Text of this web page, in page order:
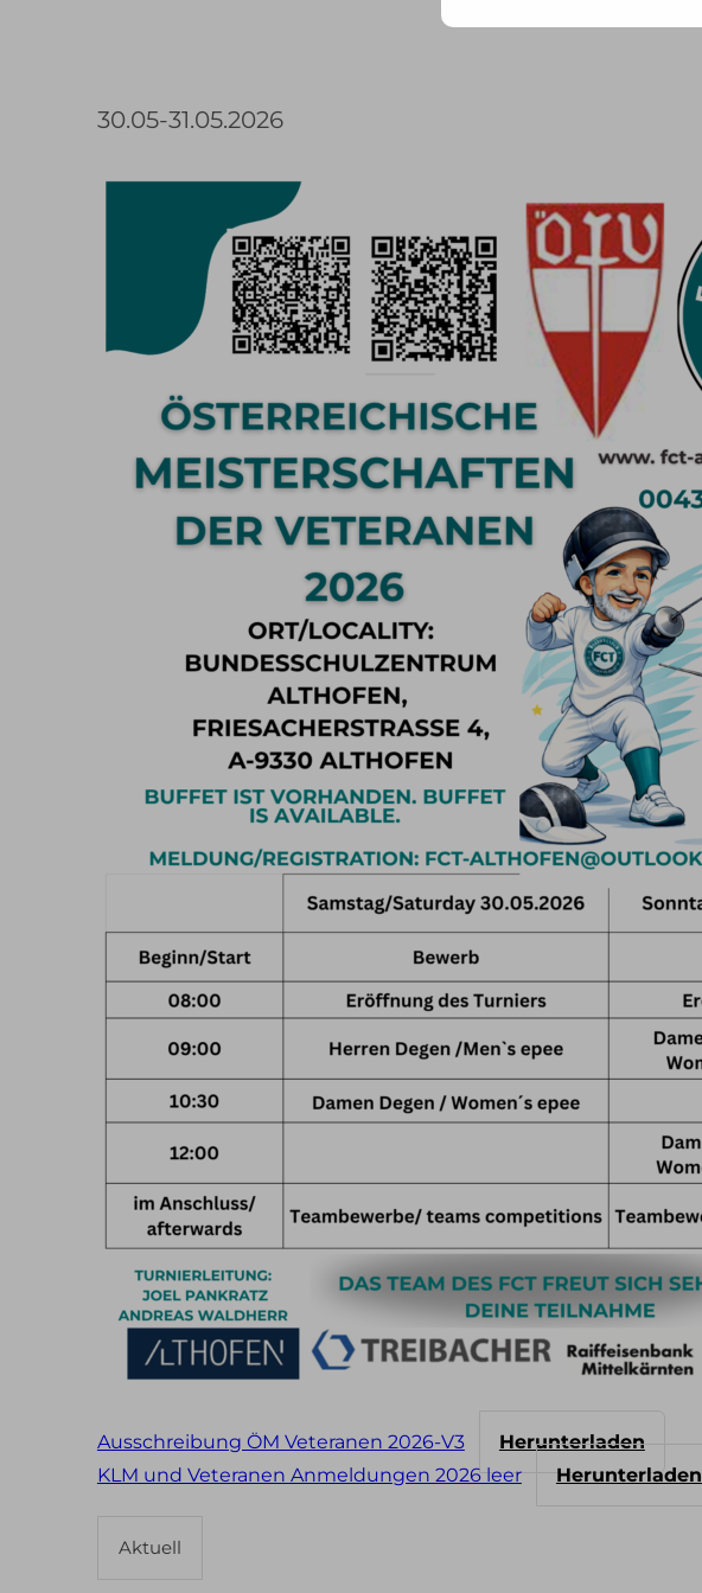
30.05-31.05.2026
Ausschreibung ÖM Veteranen 2026-V3
Herunterladen
KLM und Veteranen Anmeldungen 2026 leer
Herunterladen
Aktuell